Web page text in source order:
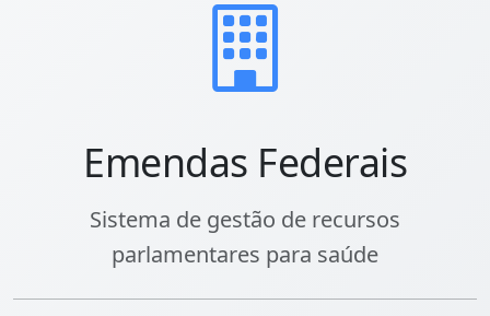
Emendas Federais
Sistema de gestão de recursos
parlamentares para saúde